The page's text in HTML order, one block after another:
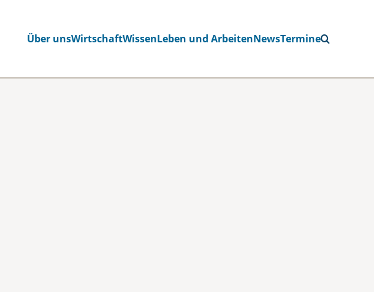
Über unsWirtschaftWissenLeben und ArbeitenNewsTermine